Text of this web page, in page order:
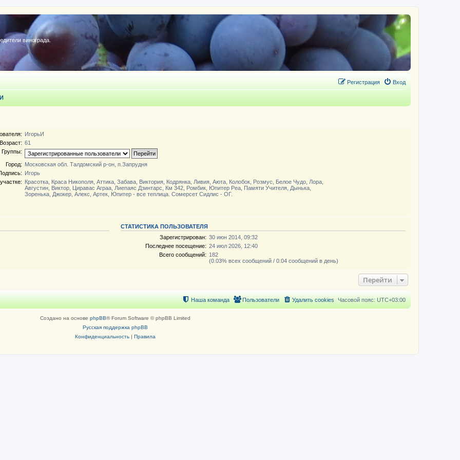
винограда.
Вход
Регистрация
ИгорьИ
Возраст: 61
Группы:
Город: Московская обл. Талдомский р-он, п.Запрудня
Игорь
Красотка, Краса Никополя, Аттика, Забава, Виктория, Кодрянка, Ливия, Аюта, Колобок, Розмус, Белое Чудо, Лора,
Августин, Виктор, Циравас Аграа, Лиепаяс Дзинтарс, Км 342, Ромбик, Юпитер Реа, Памяти Учителя, Дынька,
Зоренька, Джокер, Алекс, Артек, Юпитер - все теплица. Сомерсет Сидлис - ОГ.
СТАТИСТИКА ПОЛЬЗОВАТЕЛЯ
Зарегистрирован: 30 июн 2014, 09:32
Последнее посещение: 24 июл 2026, 12:40
Всего сообщений: 182
(0.03% всех сообщений / 0.04 сообщений в день)
Перейти
Часовой пояс: UTC+03:00
Удалить cookies
Пользователи
Наша команда
Создано на основе phpBB® Forum Software © phpBB Limited
Русская поддержка phpBB
Конфиденциальность| Правила